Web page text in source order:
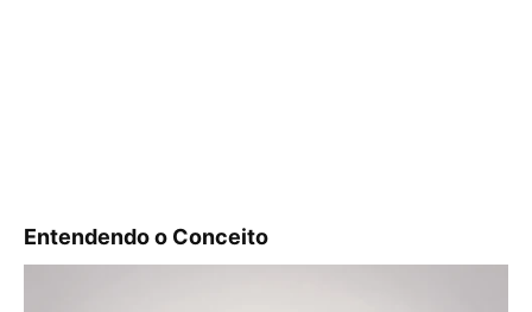
Entendendo o Conceito